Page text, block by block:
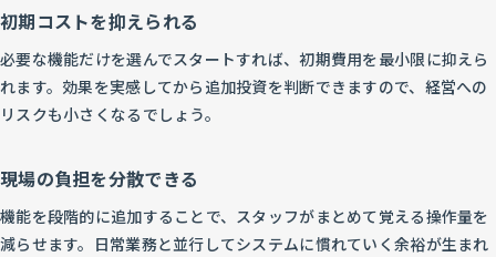
初期コストを抑えられる
必要な機能だけを選んでスタートすれば、初期費用を最小限に抑えら
れます。効果を実感してから追加投資を判断できますので、経営への
リスクも小さくなるでしょう。
現場の負担を分散できる
機能を段階的に追加することで、スタッフがまとめて覚える操作量を
減らせます。日常業務と並行してシステムに慣れていく余裕が生まれ